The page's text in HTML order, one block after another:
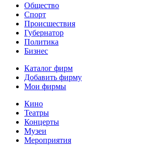
Общество
Спорт
Происшествия
Губернатор
Политика
Бизнес
Каталог фирм
Добавить фирму
Мои фирмы
Кино
Театры
Концерты
Музеи
Мероприятия